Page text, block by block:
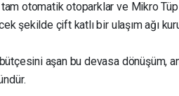
otomatik otoparklar ve Mikro
şekilde çift katlı bir ulaşım ağı
aşan bu devasa dönüşüm,